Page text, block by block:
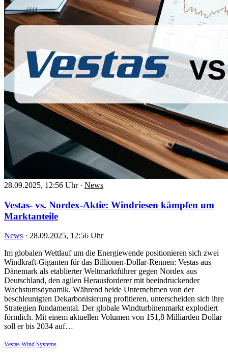
28.09.2025, 12:56 Uhr · News
Vestas- vs. Nordex-Aktie: Windriesen kämpfen um
Marktanteile
News · 28.09.2025, 12:56 Uhr
Im globalen Wettlauf um die Energiewende positionieren sich zwei
Windkraft-Giganten für das Billionen-Dollar-Rennen: Vestas aus
Dänemark als etablierter Weltmarktführer gegen Nordex aus
Deutschland, den agilen Herausforderer mit beeindruckender
Wachstumsdynamik. Während beide Unternehmen von der
beschleunigten Dekarbonisierung profitieren, unterscheiden sich ihre
Strategien fundamental. Der globale Windturbinenmarkt explodiert
förmlich. Mit einem aktuellen Volumen von 151,8 Milliarden Dollar
soll er bis 2034 auf…
Vestas Wind Systems